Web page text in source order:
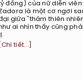
đồng) của nữ diễn viên
là một cơ ngơi
giữa "thảm thiên
ai nhìn thấy cũng
[Chi tiết...]